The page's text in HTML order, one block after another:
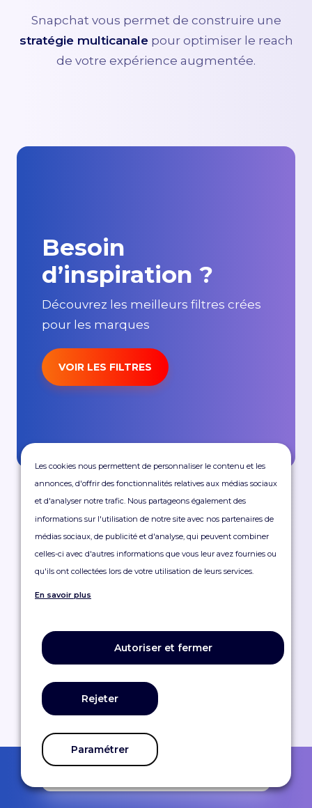
Snapchat vous permet de construire une
stratégie multicanalepour optimiser le reach
de votre expérience augmentée.
Besoin
d’inspiration ?
Découvrez les meilleurs filtres crées
pour les marques
VOIR LES FILTRES
Les cookies nous permettent de personnaliser le contenu et les
annonces, d'offrir des fonctionnalités relatives aux médias sociaux
et d'analyser notre trafic. Nous partageons également des
informations sur l'utilisation de notre site avec nos partenaires de
médias sociaux, de publicité et d'analyse, qui peuvent combiner
celles-ci avec d'autres informations que vous leur avez fournies ou
qu'ils ont collectées lors de votre utilisation de leurs services.
En savoir plus
Autoriser et fermer
Rejeter
Paramétrer